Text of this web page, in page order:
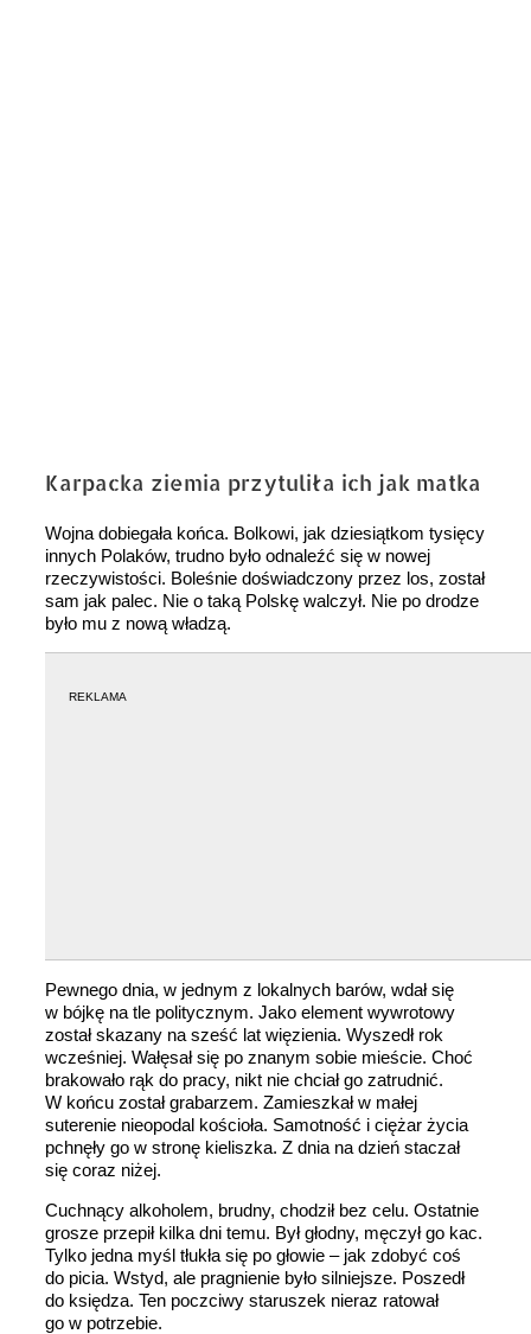
Karpacka ziemia przytuliła ich jak matka
Wojna dobiegała końca. Bolkowi, jak dziesiątkom tysięcy
innych Polaków, trudno było odnaleźć się w nowej
rzeczywistości. Boleśnie doświadczony przez los, został
sam jak palec. Nie o taką Polskę walczył. Nie po drodze
było mu z nową władzą.
REKLAMA
Pewnego dnia, w jednym z lokalnych barów, wdał się
w bójkę na tle politycznym. Jako element wywrotowy
został skazany na sześć lat więzienia. Wyszedł rok
wcześniej. Wałęsał się po znanym sobie mieście. Choć
brakowało rąk do pracy, nikt nie chciał go zatrudnić.
W końcu został grabarzem. Zamieszkał w małej
suterenie nieopodal kościoła. Samotność i ciężar życia
pchnęły go w stronę kieliszka. Z dnia na dzień staczał
się coraz niżej.
Cuchnący alkoholem, brudny, chodził bez celu. Ostatnie
grosze przepił kilka dni temu. Był głodny, męczył go kac.
Tylko jedna myśl tłukła się po głowie – jak zdobyć coś
do picia. Wstyd, ale pragnienie było silniejsze. Poszedł
do księdza. Ten poczciwy staruszek nieraz ratował
go w potrzebie.